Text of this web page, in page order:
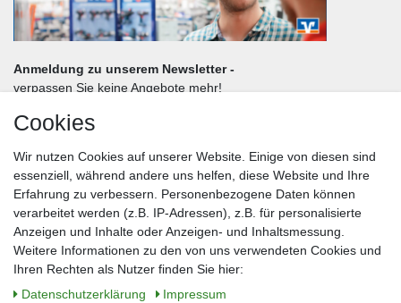
Anmeldung zu unserem Newsletter -
verpassen Sie keine Angebote mehr!
Nachname*
E-Mail*
Cookies
Wir nutzen Cookies auf unserer Website. Einige von diesen sind
essenziell, während andere uns helfen, diese Website und Ihre
Erfahrung zu verbessern. Personenbezogene Daten können
verarbeitet werden (z.B. IP-Adressen), z.B. für personalisierte
Anzeigen und Inhalte oder Anzeigen- und Inhaltsmessung.
Weitere Informationen zu den von uns verwendeten Cookies und
Ihren Rechten als Nutzer finden Sie hier:
Daten­schutz­erklärung
Impressum